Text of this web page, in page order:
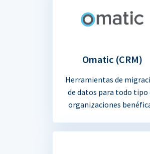
Omatic (CRM)
Herramientas de
de datos para todo tipo
organizaciones